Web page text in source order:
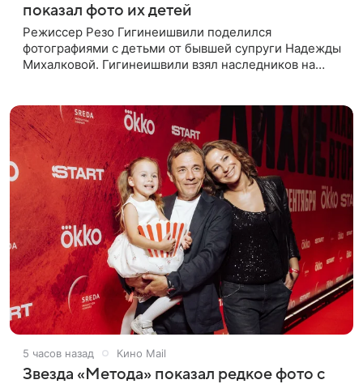
показал фото их детей
Режиссер Резо Гигинеишвили поделился
фотографиями с детьми от бывшей супруги Надежды
Михалковой. Гигинеишвили взял наследников на
5 часов назад Кино Mail
Звезда «Метода» показал редкое фото с